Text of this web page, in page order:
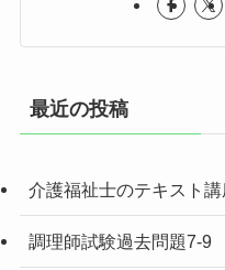
最近の投稿
介護福祉士のテキスト講
調理師試験過去問題7-9